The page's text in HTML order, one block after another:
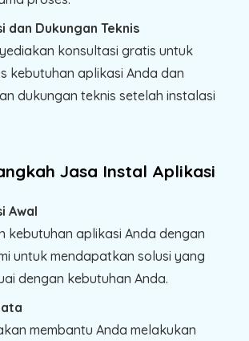
dan Dukungan Teknis
konsultasi gratis untuk
kebutuhan aplikasi Anda dan
dukungan teknis setelah instalasi
Jasa Instal Aplikasi
Awal
kebutuhan aplikasi Anda dengan
untuk mendapatkan solusi yang
dengan kebutuhan Anda.
membantu Anda melakukan